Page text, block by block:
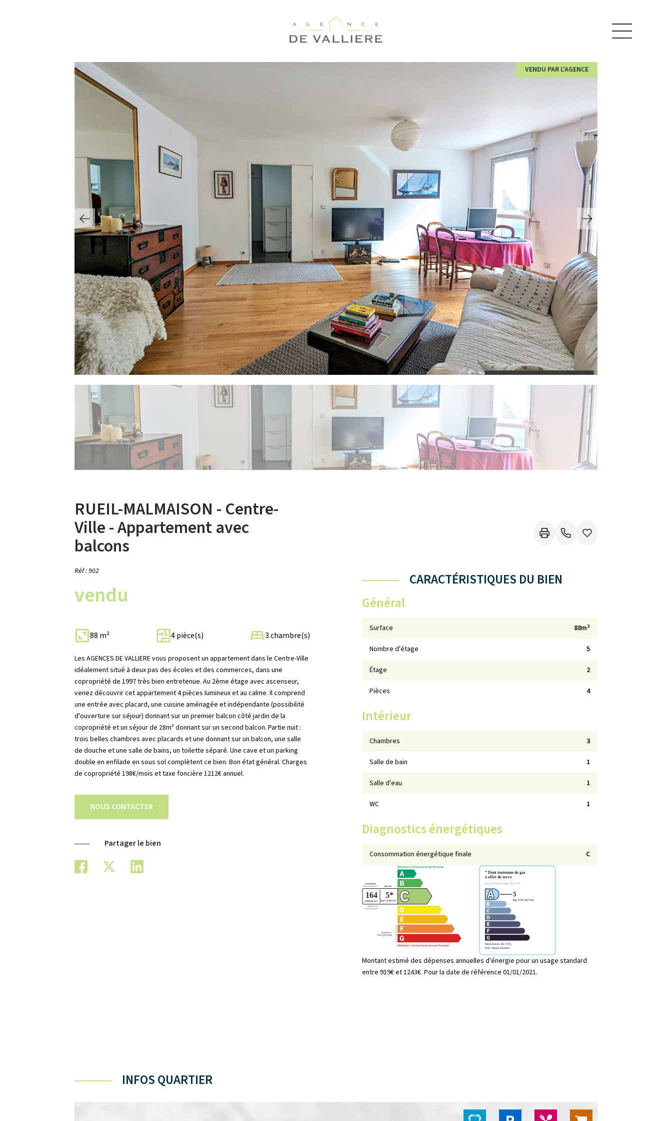
VENDU PAR L'AGENCE
RUEIL-MALMAISON - Centre-
Ville - Appartement avec
balcons
Réf : 902
vendu
88 m² 4 pièce(s) 3 chambre(s)
Les AGENCES DE VALLIERE vous proposent un appartement dans le Centre-Ville
idéalement situé à deux pas des écoles et des commerces, dans une
copropriété de 1997 très bien entretenue. Au 2ème étage avec ascenseur,
venez découvrir cet appartement 4 pièces lumineux et au calme. Il comprend
une entrée avec placard, une cuisine aménagée et indépendante (possibilité
d'ouverture sur séjour) donnant sur un premier balcon côté jardin de la
copropriété et un séjour de 28m² donnant sur un second balcon. Partie nuit :
trois belles chambres avec placards et une donnant sur un balcon, une salle
de douche et une salle de bains, un toilette séparé. Une cave et un parking
double en enfilade en sous sol complètent ce bien. Bon état général. Charges
de copropriété 198€/mois et taxe foncière 1212€ annuel.
NOUS CONTACTER
Partager le bien
CARACTÉRISTIQUES DU BIEN
Général
Surface 88m²
Nombre d'étage 5
Étage 2
Pièces 4
Intérieur
Chambres 3
Salle de bain 1
Salle d'eau 1
WC 1
Diagnostics énergétiques
Consommation énergétique finale C
Montant estimé des dépenses annuelles d'énergie pour un usage standard
entre 919€ et 1243€. Pour la date de référence 01/01/2021.
INFOS QUARTIER